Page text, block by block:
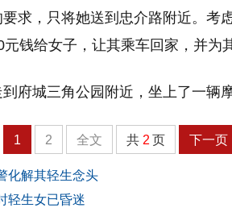
求，只将她送到忠介路附近。考
钱给女子，让其乘车回家，并为
府城三角公园附近，坐上了一辆摩
1 2 全文 共 2 页 下一页
化解其轻生念头
轻生女已昏迷